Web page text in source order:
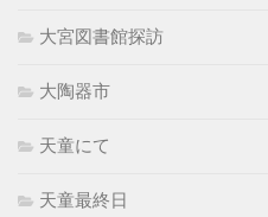
大宮図書館探訪
大陶器市
天童にて
天童最終日